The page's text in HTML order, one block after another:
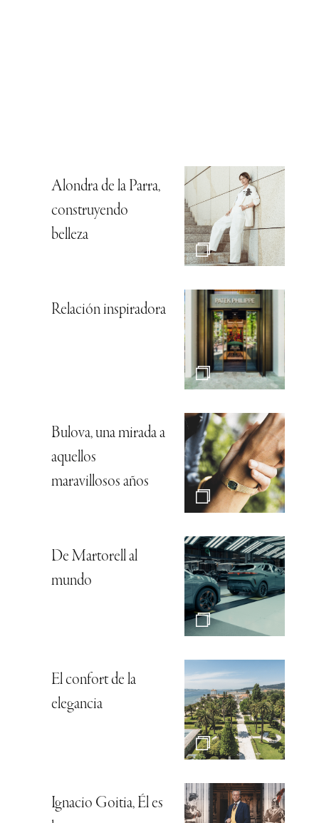
Alondra de la Parra,
construyendo
belleza
Relación inspiradora
Bulova, una mirada a
aquellos
maravillosos años
De Martorell al
mundo
El confort de la
elegancia
Ignacio Goitia, Él es